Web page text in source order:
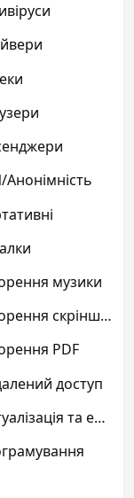
Анонімність
музики
скріншотів
PDF
доступ
та емуляція